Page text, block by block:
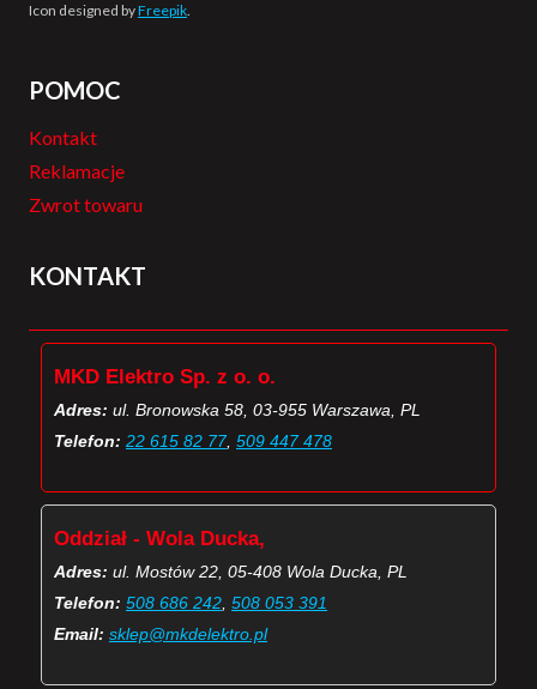
Icon designed byFreepik.
POMOC
Kontakt
Reklamacje
Zwrot towaru
KONTAKT
MKD Elektro Sp. z o. o.
Adres: ul. Bronowska 58, 03-955 Warszawa, PL
Telefon: 22 615 82 77, 509 447 478
Oddział - Wola Ducka,
Adres: ul. Mostów 22, 05-408 Wola Ducka, PL
Telefon: 508 686 242 508 053 391
Email: sklep@mkdelektro.pl